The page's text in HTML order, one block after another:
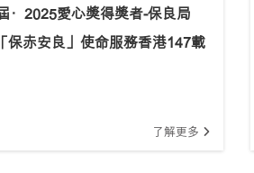
·2025愛心獎得獎者-保良局
保赤安良」使命服務香港147載
了解更多